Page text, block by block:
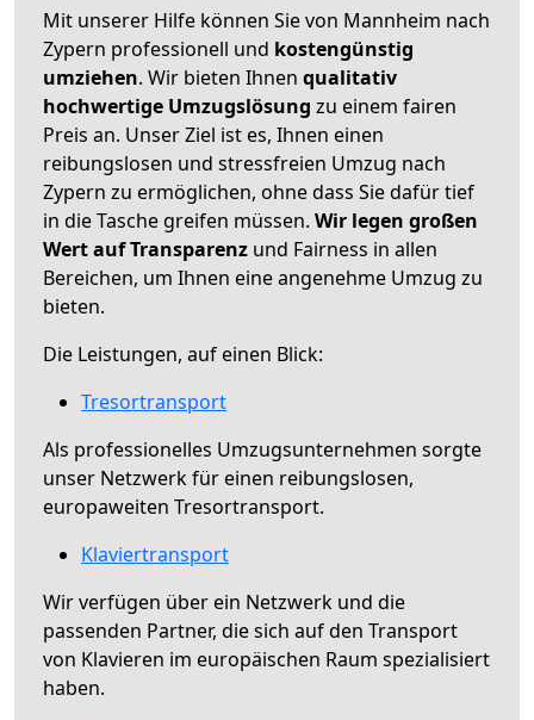
Mit unserer Hilfe können Sie von Mannheim nach
Zypern professionell und kostengünstig
umziehen. Wir bieten Ihnen qualitativ
hochwertige Umzugslösung zu einem fairen
Preis an. Unser Ziel ist es, Ihnen einen
reibungslosen und stressfreien Umzug nach
Zypern zu ermöglichen, ohne dass Sie dafür tief
in die Tasche greifen müssen. Wir legen großen
Wert auf Transparenz und Fairness in allen
Bereichen, um Ihnen eine angenehme Umzug zu
bieten.
Die Leistungen, auf einen Blick:
Tresortransport
Als professionelles Umzugsunternehmen sorgte
unser Netzwerk für einen reibungslosen,
europaweiten Tresortransport.
Klaviertransport
Wir verfügen über ein Netzwerk und die
passenden Partner, die sich auf den Transport
von Klavieren im europäischen Raum spezialisiert
haben.